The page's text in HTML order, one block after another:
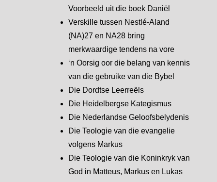
Voorbeeld uit die boek Daniël
Verskille tussen Nestlé-Aland
(NA)27 en NA28 bring
merkwaardige tendens na vore
‘n Oorsig oor die belang van kennis
van die gebruike van die Bybel
Die Dordtse Leerreëls
Die Heidelbergse Kategismus
Die Nederlandse Geloofsbelydenis
Die Teologie van die evangelie
volgens Markus
Die Teologie van die Koninkryk van
God in Matteus, Markus en Lukas